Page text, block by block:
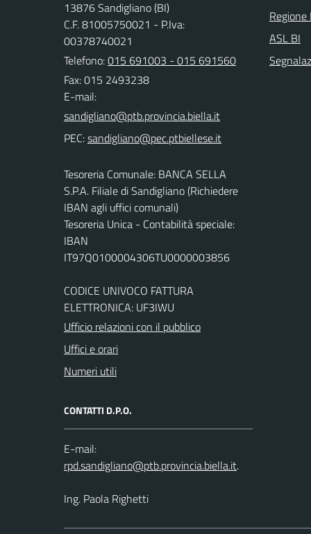
13876 Sandigliano (BI)
C.F. 81005750021 - P.Iva:
00378740021
Telefono:015 691003 - 015 691560
Fax: 015 2493238
E-mail:
PEC:
Tesoreria Comunale: BANCA SELLA
S.P.A. Filiale di Sandigliano (Richiedere
IBAN agli uffici comunali)
Tesoreria Unica - Contabilità speciale:
IBAN
IT97Q0100004306TU0000003856
CODICE UNIVOCO FATTURA
ELETTRONICA: UF3IWU
Ufficio relazioni con il pubblico
Uffici e orari
Numeri utili
CONTATTI D.P.O.
E-mail:
.
Ing. Paola Righetti
ASL BI